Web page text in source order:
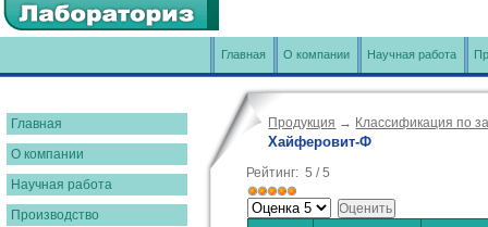
Главная О компании Научная работа
Главная
О компании
Научная работа
Производство
Продукция → Классификация по
Хайферовит-Ф
Рейтинг:5 /5